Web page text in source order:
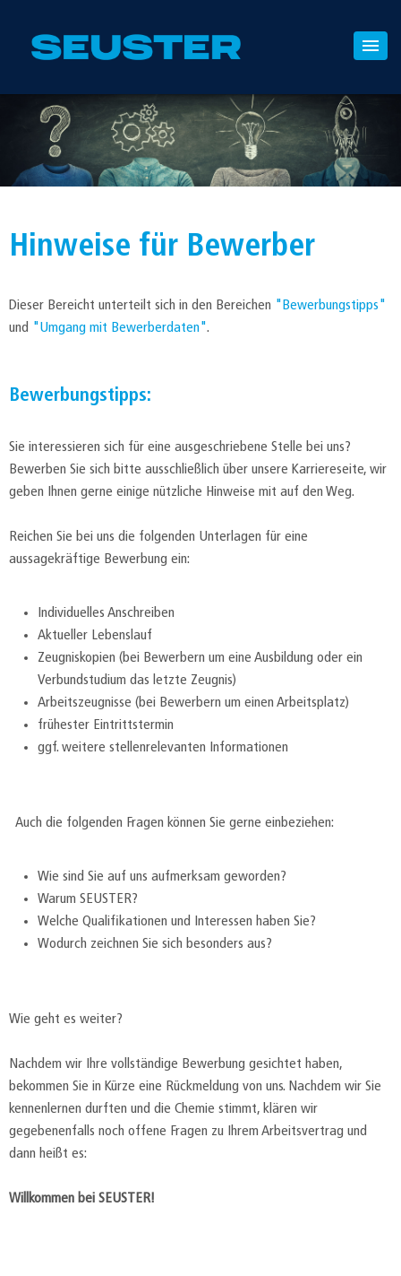
Hinweise für Bewerber
Dieser Bereicht unterteilt sich in den Bereichen "Bewerbungstipps"
und "Umgang mit Bewerberdaten".
Bewerbungstipps:
Sie interessieren sich für eine ausgeschriebene Stelle bei uns?
Bewerben Sie sich bitte ausschließlich über unsere Karriereseite, wir
geben Ihnen gerne einige nützliche Hinweise mit auf den Weg.
Reichen Sie bei uns die folgenden Unterlagen für eine
aussagekräftige Bewerbung ein:
Individuelles Anschreiben
Aktueller Lebenslauf
Zeugniskopien (bei Bewerbern um eine Ausbildung oder ein
Verbundstudium das letzte Zeugnis)
Arbeitszeugnisse (bei Bewerbern um einen Arbeitsplatz)
frühester Eintrittstermin
ggf. weitere stellenrelevanten Informationen
Auch die folgenden Fragen können Sie gerne einbeziehen:
Wie sind Sie auf uns aufmerksam geworden?
Warum SEUSTER?
Welche Qualifikationen und Interessen haben Sie?
Wodurch zeichnen Sie sich besonders aus?
Wie geht es weiter?
Nachdem wir Ihre vollständige Bewerbung gesichtet haben,
bekommen Sie in Kürze eine Rückmeldung von uns. Nachdem wir Sie
kennenlernen durften und die Chemie stimmt, klären wir
gegebenenfalls noch offene Fragen zu Ihrem Arbeitsvertrag und
dann heißt es:
Willkommen bei SEUSTER!